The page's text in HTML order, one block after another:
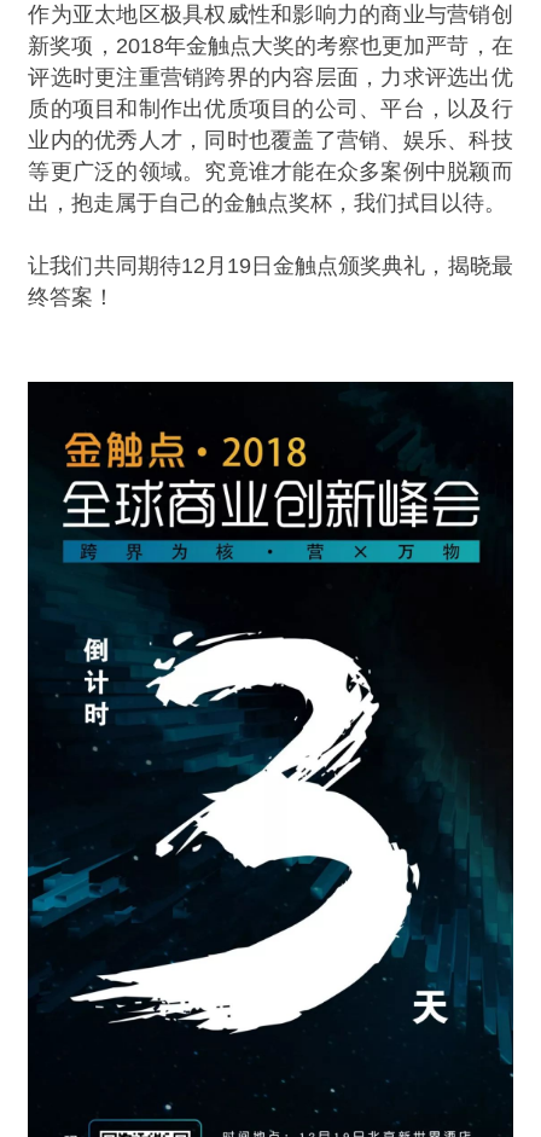
作为亚太地区极具权威性和影响力的商业与营销创
新奖项，2018年金触点大奖的考察也更加严苛，在
评选时更注重营销跨界的内容层面，力求评选出优
质的项目和制作出优质项目的公司、平台，以及行
业内的优秀人才，同时也覆盖了营销、娱乐、科技
等更广泛的领域。究竟谁才能在众多案例中脱颖而
出，抱走属于自己的金触点奖杯，我们拭目以待。
让我们共同期待12月19日金触点颁奖典礼，揭晓最
终答案！